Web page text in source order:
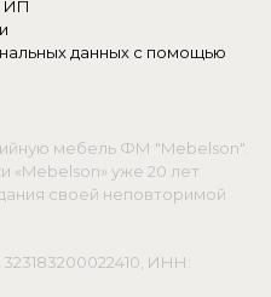
ИП
данных с помощью
мебель ФМ "Mebelson".
«Mebelson» уже 20 лет
своей неповторимой
ИНН: